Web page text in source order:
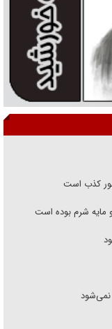
کذب است
مایه شرم بوده است